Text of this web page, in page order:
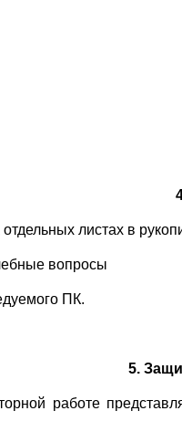
листах в
вопросы
ПК.
5.
работе